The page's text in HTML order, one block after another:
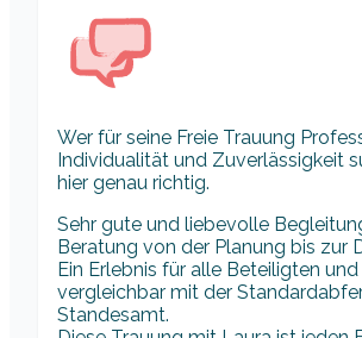
Wer für seine Freie Trauung
Individualität und Zuverlässigkeit
hier genau richtig.
Sehr gute und liebevolle
Beratung von der Planung bis zur
Ein Erlebnis für alle Beteiligten
vergleichbar mit der
Standesamt.